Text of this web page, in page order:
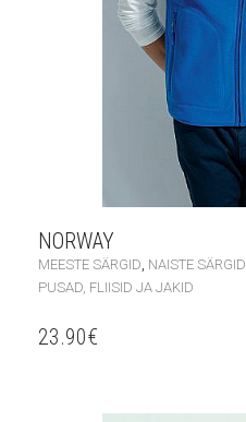
NORWAY
MEESTE SÄRGID NAISTE SÄRGID
PUSAD, FLIISID JA JAKID
23.90€